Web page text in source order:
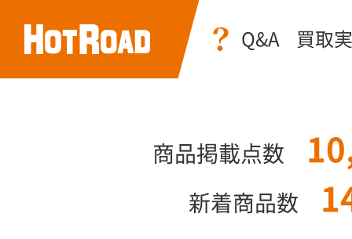
Q&A 買取
商品掲載点数
新着商品数